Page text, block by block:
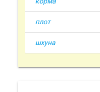
плот
шхуна